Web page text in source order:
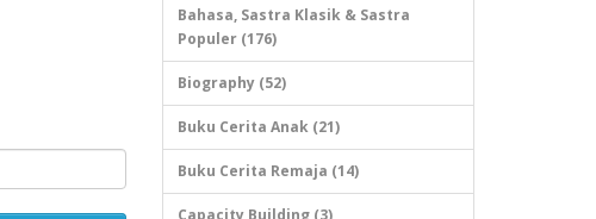
Bahasa, Sastra Klasik & Sastra
Populer (176)
Biography (52)
Buku Cerita Anak (21)
Buku Cerita Remaja (14)
Capacity Building (3)